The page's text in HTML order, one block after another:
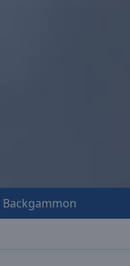
Backgammon